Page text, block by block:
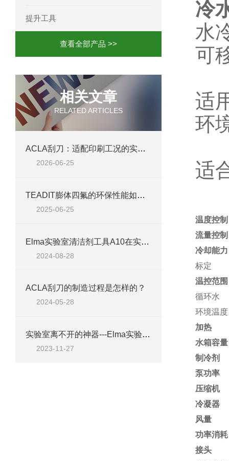
提升工具
查看全部产品 >>
相关文章
RELATED ARTICLES
ACLA刮刀：适配印刷工况的实用工艺配件
2026-06-25
TEADIT膨体四氟的环保性能如何？
2025-06-25
Elma实验室清洁剂工具A10在实验室清洁中的应用
2024-08-28
ACLA刮刀的制造过程是怎样的？
2024-05-28
实验室离不开的神器---Elma实验室清洁剂工具A10
2023-11-27
冷
水
可
适
环
适
温度控制
流量控制
冷却能力
标定
温控范围
循环水
环境温度
加热
水箱容量
制冷剂
泵功率
压缩机
冷凝器
风量
功率消耗
接头